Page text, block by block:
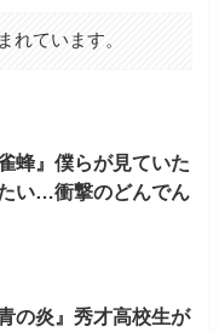
れています。
蜂』僕らが見ていた
い…衝撃のどんでん
の炎』秀才高校生が